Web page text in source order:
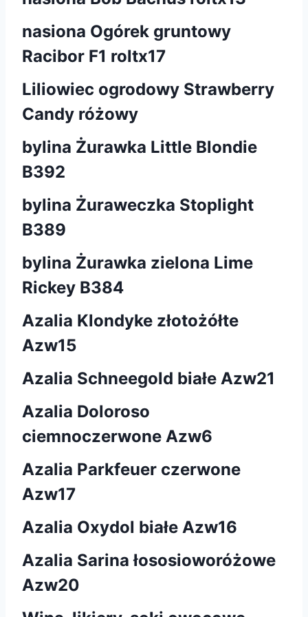
nasiona Ogórek gruntowy
Racibor F1 roltx17
Liliowiec ogrodowy Strawberry
Candy różowy
bylina Żurawka Little Blondie
B392
bylina Żuraweczka Stoplight
B389
bylina Żurawka zielona Lime
Rickey B384
Azalia Klondyke złotożółte
Azw15
Azalia Schneegold białe Azw21
Azalia Doloroso
ciemnoczerwone Azw6
Azalia Parkfeuer czerwone
Azw17
Azalia Oxydol białe Azw16
Azalia Sarina łososioworóżowe
Azw20